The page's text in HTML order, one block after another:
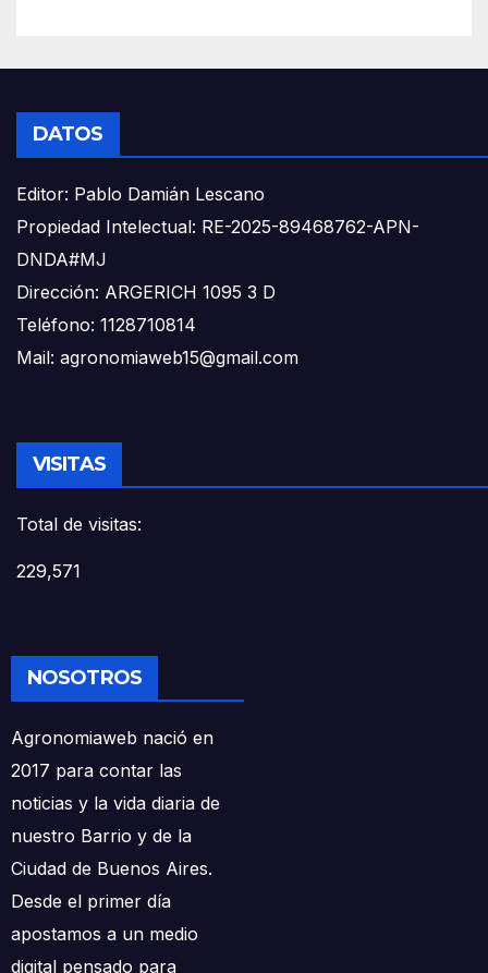
DATOS
Editor: Pablo Damián Lescano
Propiedad Intelectual: RE-2025-89468762-APN-
DNDA#MJ
Dirección: ARGERICH 1095 3 D
Teléfono: 1128710814
Mail: agronomiaweb15@gmail.com
VISITAS
Total de visitas:
229,571
NOSOTROS
Agronomiaweb nació en
2017 para contar las
noticias y la vida diaria de
nuestro Barrio y de la
Ciudad de Buenos Aires.
Desde el primer día
apostamos a un medio
digital pensado para